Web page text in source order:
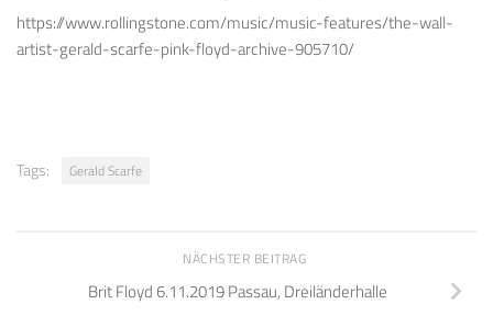
https://www.rollingstone.com/music/music-features/the-wall-
artist-gerald-scarfe-pink-floyd-archive-905710/
Tags: Gerald Scarfe
NÄCHSTER BEITRAG
Brit Floyd 6.11.2019 Passau, Dreiländerhalle